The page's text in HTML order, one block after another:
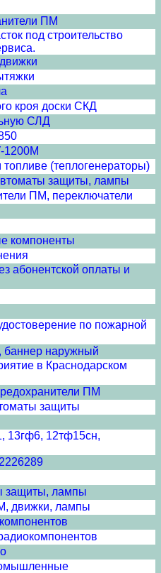
ПМ
под строительство
кроя доски СКД
СЛД
1200М
(теплогенераторы)
защиты, лампы
ПМ, переключатели
компоненты
абонентской оплаты и
по пожарной
баннер наружный
в Краснодарском
ПМ
защиты
13гф6, 12тф15сн,
защиты, лампы
движки, лампы